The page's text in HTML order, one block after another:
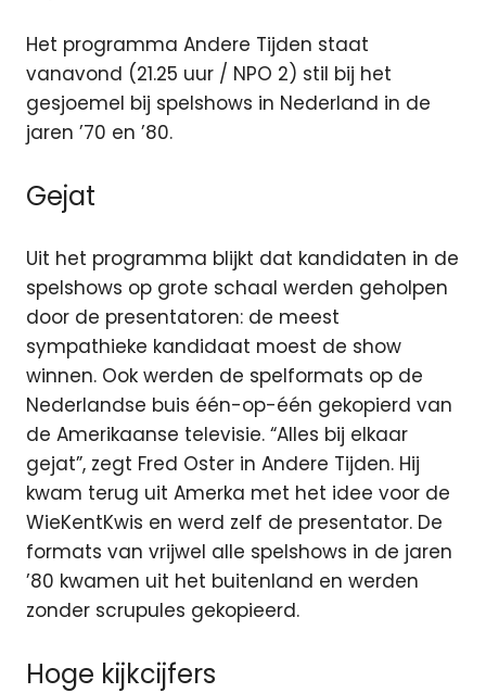
Het programma Andere Tijden staat
vanavond (21.25 uur / NPO 2) stil bij het
gesjoemel bij spelshows in Nederland in de
jaren ’70 en ’80.
Gejat
Uit het programma blijkt dat kandidaten in de
spelshows op grote schaal werden geholpen
door de presentatoren: de meest
sympathieke kandidaat moest de show
winnen. Ook werden de spelformats op de
Nederlandse buis één-op-één gekopierd van
de Amerikaanse televisie. “Alles bij elkaar
gejat”, zegt Fred Oster in Andere Tijden. Hij
kwam terug uit Amerka met het idee voor de
WieKentKwis en werd zelf de presentator. De
formats van vrijwel alle spelshows in de jaren
’80 kwamen uit het buitenland en werden
zonder scrupules gekopieerd.
Hoge kijkcijfers